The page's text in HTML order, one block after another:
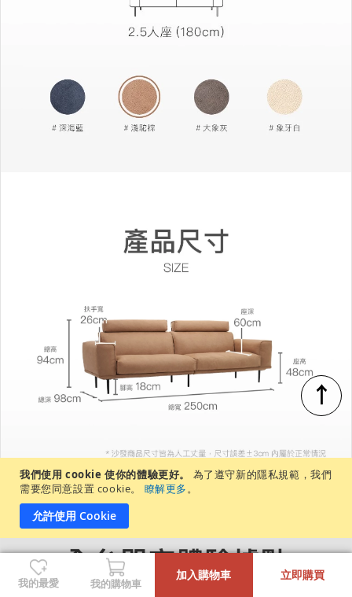
我們使用 cookie 使你的體驗更好。
為了遵守新的隱私規範，我們
需要您同意設置 cookie。
瞭解更多。
允許使用 Cookie
↑
我的最愛 我的購物車
加入購物車 立即購買
+
-